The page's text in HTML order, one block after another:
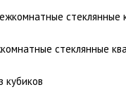
стеклянные